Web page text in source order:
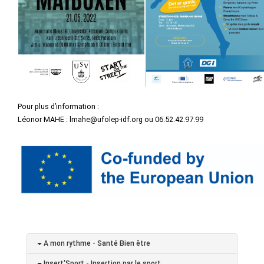
Pour plus d’information :
Léonor MAHE : lmahe@ufolep-idf.org ou 06.52.42.97.99
A mon rythme - Santé Bien être